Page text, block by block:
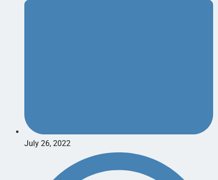
July 26, 2022